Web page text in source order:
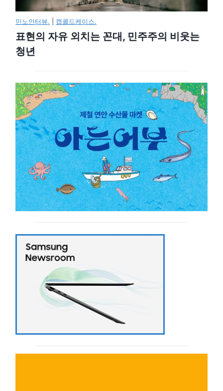
민노인터뷰. 캡콜드케이스.
표현의 자유 외치는 꼰대, 민주주의 비웃는
청년